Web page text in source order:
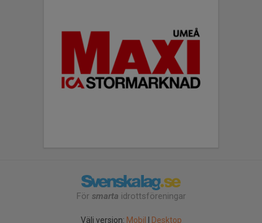
För smarta idrottsföreningar
Välj version: Mobil | Desktop